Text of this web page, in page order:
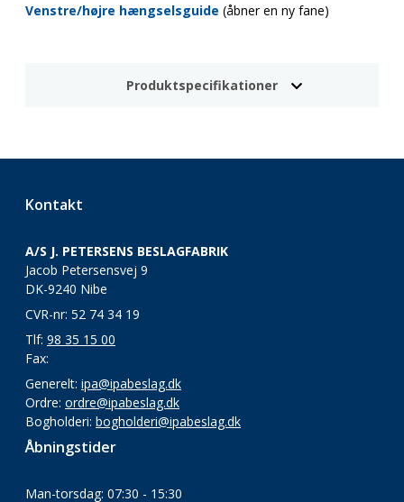
Venstre/højre hængselsguide (åbner en ny fane)
Produktspecifikationer
Kontakt
A/S J. PETERSENS BESLAGFABRIK
Jacob Petersensvej 9
DK-9240 Nibe
CVR-nr: 52 74 34 19
Tlf: 98 35 15 00
Fax:
Generelt: ipa@ipabeslag.dk
Ordre: ordre@ipabeslag.dk
Bogholderi: bogholderi@ipabeslag.dk
Åbningstider
Man-torsdag: 07:30 - 15:30